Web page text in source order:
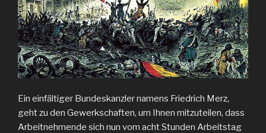
Ein einfältiger Bundeskanzler namens Friedrich Merz,
geht zu den Gewerkschaften, um Ihnen mitzuteilen, dass
Arbeitnehmende sich nun vom acht Stunden Arbeitstag